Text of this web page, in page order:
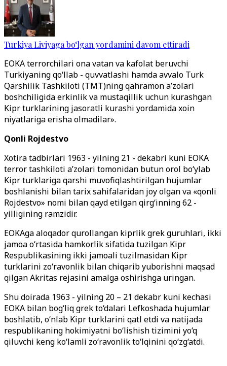
Turkiya Liviyaga bo‘lgan yordamini davom ettiradi
EOKA terrorchilari ona vatan va kafolat beruvchi
Turkiyaning qo‘llab - quvvatlashi hamda avvalo Turk
Qarshilik Tashkiloti (TMT)ning qahramon a’zolari
boshchiligida erkinlik va mustaqillik uchun kurashgan
Kipr turklarining jasoratli kurashi yordamida xoin
niyatlariga erisha olmadilar».
Qonli Rojdestvo
Xotira tadbirlari 1963 - yilning 21 - dekabri kuni EOKA
terror tashkiloti a’zolari tomonidan butun orol bo‘ylab
Kipr turklariga qarshi muvofiqlashtirilgan hujumlar
boshlanishi bilan tarix sahifalaridan joy olgan va «qonli
Rojdestvo» nomi bilan qayd etilgan qirg‘inning 62 -
yilligining ramzidir.
EOKAga aloqador qurollangan kiprlik grek guruhlari, ikki
jamoa o‘rtasida hamkorlik sifatida tuzilgan Kipr
Respublikasining ikki jamoali tuzilmasidan Kipr
turklarini zo‘ravonlik bilan chiqarib yuborishni maqsad
qilgan Akritas rejasini amalga oshirishga uringan.
Shu doirada 1963 - yilning 20 – 21 dekabr kuni kechasi
EOKA bilan bog‘liq grek to‘dalari Lefkoshada hujumlar
boshlatib, o‘nlab Kipr turklarini qatl etdi va natijada
respublikaning hokimiyatni bo‘lishish tizimini yo‘q
qiluvchi keng ko‘lamli zo‘ravonlik to‘lqinini qo‘zg‘atdi.